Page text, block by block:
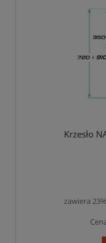
Krzesło
zawiera